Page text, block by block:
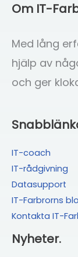
Om IT-
Med lång
hjälp av
och ger
IT-coach
IT-rådgivning
Datasupport
IT-Farbrorns
Kontakta IT-
Nyheter.